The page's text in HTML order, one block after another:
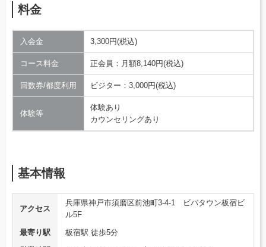
料金
入会金 3,300円(税込)
コース料金 正会員：月額8,140円(税込)
回数券/都度利用 ビジター：3,000円(税込)
体験等
体験あり
カウンセリングあり
基本情報
アクセス
兵庫県神戸市須磨区前池町3-4-1 ビバタウン板宿ビ
ル5F
最寄り駅
板宿駅 徒歩5分